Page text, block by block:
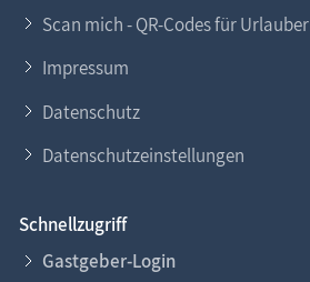
Scan mich - QR-Codes für Urlauber
Impressum
Datenschutz
Datenschutzeinstellungen
Schnellzugriff
Gastgeber-Login